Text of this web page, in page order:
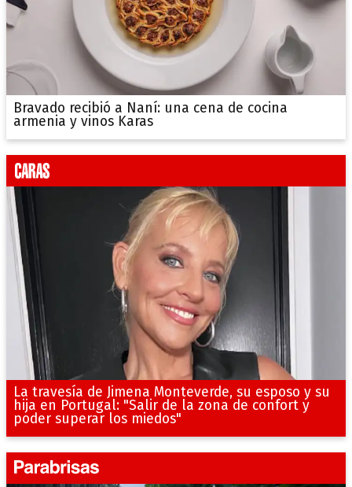
Bravado recibió a Naní: una cena de cocina
armenia y vinos Karas
La travesía de Jimena Monteverde, su esposo y su
hija en Portugal: "Salir de la zona de confort y
poder superar los miedos"